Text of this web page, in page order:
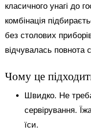
класичного унагі до
комбінація
без столових
відчувалась повнота
Чому це
Швидко. Не
сервірування.
їси.